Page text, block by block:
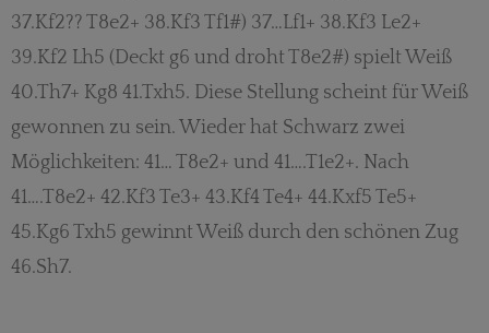
37.Kf2?? T8e2+ 38.Kf3 Tf1#) 37…Lf1+ 38.Kf3 Le2+
39.Kf2 Lh5 (Deckt g6 und droht T8e2#) spielt Weiß
40.Th7+ Kg8 41.Txh5. Diese Stellung scheint für Weiß
gewonnen zu sein. Wieder hat Schwarz zwei
Möglichkeiten: 41… T8e2+ und 41….T1e2+. Nach
41….T8e2+ 42.Kf3 Te3+ 43.Kf4 Te4+ 44.Kxf5 Te5+
45.Kg6 Txh5 gewinnt Weiß durch den schönen Zug
46.Sh7.